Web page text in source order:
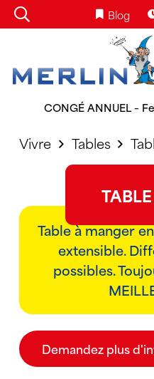
Blog
CONGÉ ANNUEL –
Vivre Tables
Table à manger
extensible.
possibles.
Demandez plus